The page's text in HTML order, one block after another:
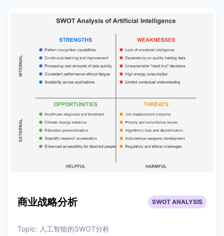
商业战略分析 SWOT ANALYSIS
Topic: 人工智能的SWOT分析